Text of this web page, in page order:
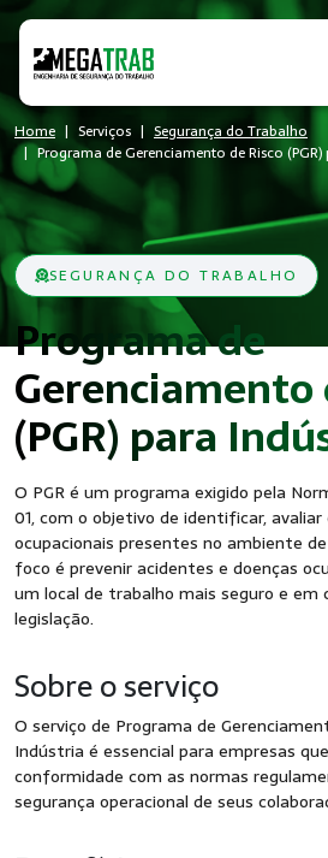
Home Serviços
Segurança do Trabalho
Programa de Gerenciamento de Risco
SEGURANÇA DO TRABALHO
Programa de
Gerenciamento
(PGR) para
O PGR é um programa exigido pela
01, com o objetivo de identificar,
ocupacionais presentes no ambiente
foco é prevenir acidentes e doenças
um local de trabalho mais seguro e em
legislação.
Sobre o serviço
O serviço de Programa de
Indústria é essencial para empresas
conformidade com as normas
segurança operacional de seus